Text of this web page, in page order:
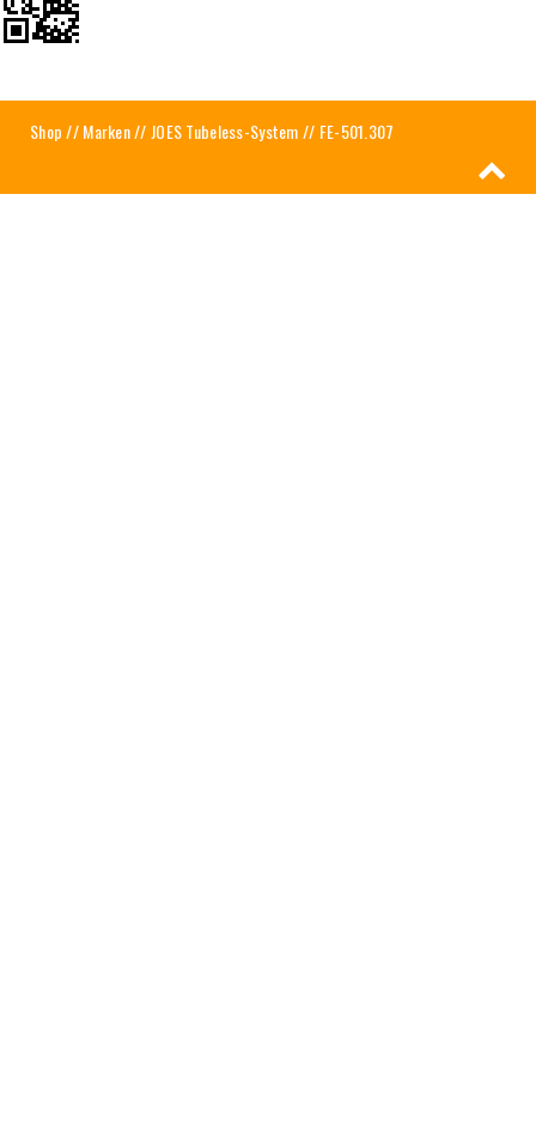
Shop//Marken//JOES Tubeless-System// FE-501.307